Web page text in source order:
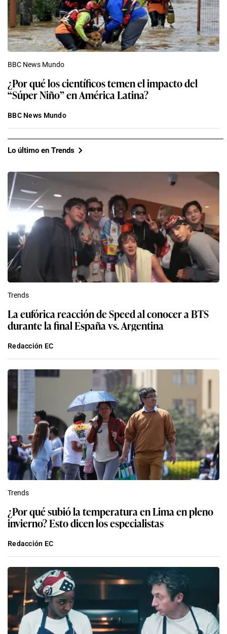
BBC News Mundo
¿Por qué los científicos temen el impacto del
“Súper Niño” en América Latina?
BBC News Mundo
Lo último en Trends
Trends
La eufórica reacción de Speed al conocer a BTS
durante la final España vs. Argentina
Redacción EC
Trends
¿Por qué subió la temperatura en Lima en pleno
invierno? Esto dicen los especialistas
Redacción EC